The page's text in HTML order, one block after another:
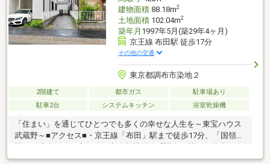
建物面積88.18m2
土地面積102.04m2
築年月 1997年5月(築29年4ヶ月)
京王線 布田駅 徒歩17分
その他の交通
東京都調布市染地２
2階建て 都市ガス
駐車場あり
駐車2台
システムキッチン 浴室乾燥機
「住まい」を通じてひとつでも多くの幸せな人生を～東宝ハウス
武蔵野～■アクセス■・京王線「布田」駅まで徒歩17分、「国領」
駅まで徒歩19分・京王線・京王相模原線「調布」駅まで徒歩23分
■魅力ポイント■・全居室2面採光の、明るく風通し良好な住まい